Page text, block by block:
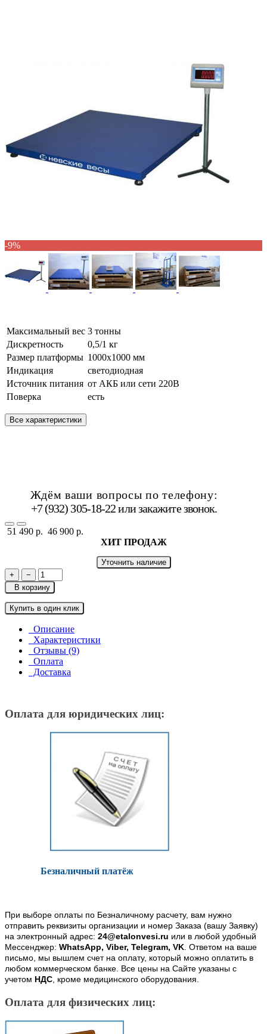
-9%
Максимальный вес 3 тонны
Дискретность
0,5/1 кг
Размер платформы 1000х1000 мм
Индикация
светодиодная
Источник питания от АКБ или сети 220В
Поверка
есть
Все характеристики
Ждём ваши вопросы по телефону:
+7 (932) 305-18-22 илизакажите звонок.
51 490 р. 46 900 р.
ХИТ ПРОДАЖ
Уточнить наличие
+
−
В корзину
Купить в один клик
Описание
Характеристики
Отзывы (9)
Оплата
Доставка
Оплата для юридических лиц:
Безналичный платёж
При выборе оплаты по Безналичному расчету, вам нужно
отправить реквизиты организации и номер Заказа (вашу Заявку)
на электронный адрес: 24@etalonvesi.ru или в любой удобный
Мессенджер: WhatsApp, Viber, Telegram, VK. Ответом на ваше
письмо, мы вышлем счет на оплату, который можно оплатить в
любом коммерческом банке. Все цены на Сайте указаны с
учетом НДС, кроме медицинского оборудования.
Оплата для физических лиц: